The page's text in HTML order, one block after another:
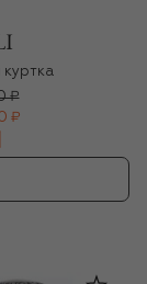
₽
₽